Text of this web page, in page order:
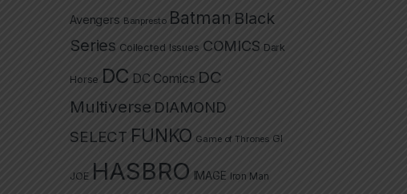
Avengers Banpresto Batman Black
Series Collected Issues COMICS Dark
Horse DC DC Comics DC
Multiverse DIAMOND
SELECT FUNKO Game of Thrones GI
JOE HASBRO IMAGE Iron Man